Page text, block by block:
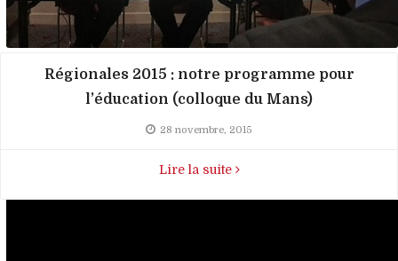
Régionales 2015 : notre programme pour
l’éducation (colloque du Mans)
28 novembre, 2015
Lire la suite